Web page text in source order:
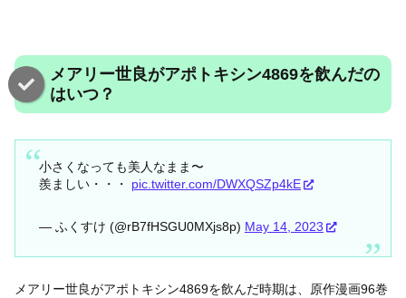
メアリー世良がアポトキシン4869を飲んだの
はいつ？
小さくなっても美人なまま〜
羨ましい・・・ pic.twitter.com/DWXQSZp4kE
— ふくすけ (@rB7fHSGU0MXjs8p) May 14, 2023
メアリー世良がアポトキシン4869を飲んだ時期は、原作漫画96巻